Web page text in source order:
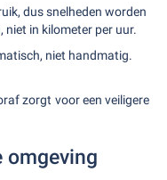
dus snelheden worden
niet in kilometer per uur.
niet handmatig.
zorgt voor een veiligere
omgeving